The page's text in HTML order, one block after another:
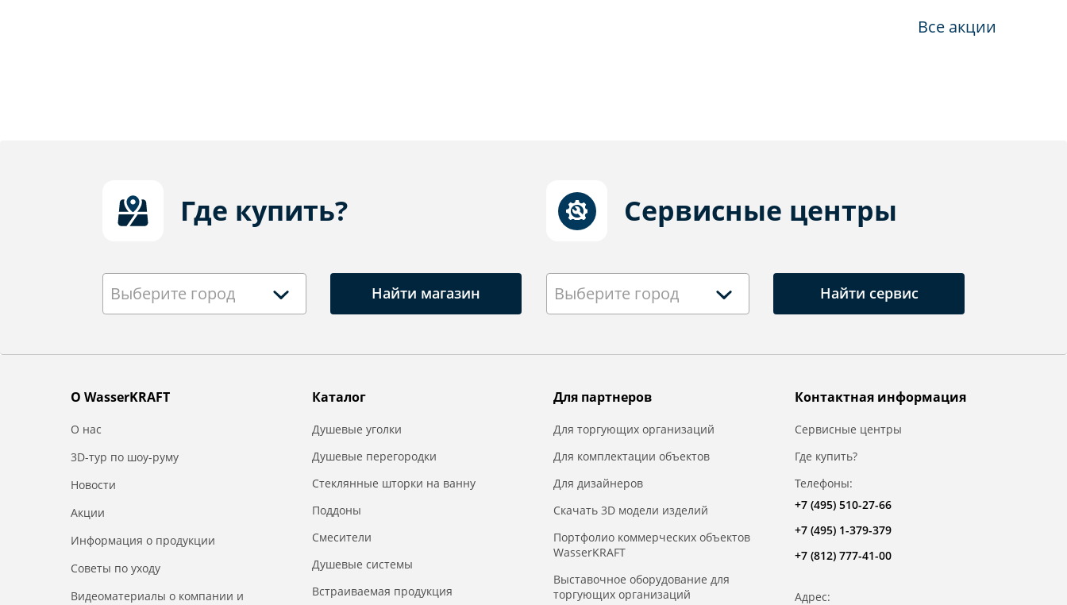
Все акции
Где купить?
Выберите город Найти магазин
Сервисные центры
Выберите город Найти сервис
О WasserKRAFT
О нас
3D-тур по шоу-руму
Новости
Акции
Информация о продукции
Советы по уходу
Видеоматериалы о компании и
Каталог
Душевые уголки
Душевые перегородки
Стеклянные шторки на ванну
Поддоны
Смесители
Душевые системы
Встраиваемая продукция
Для партнеров
Для торгующих организаций
Для комплектации объектов
Для дизайнеров
Скачать 3D модели изделий
Портфолио коммерческих объектов
WasserKRAFT
Выставочное оборудование для
торгующих организаций
Контактная информация
Сервисные центры
Где купить?
Телефоны:
+7 (495) 510-27-66
+7 (495) 1-379-379
+7 (812) 777-41-00
Адрес: